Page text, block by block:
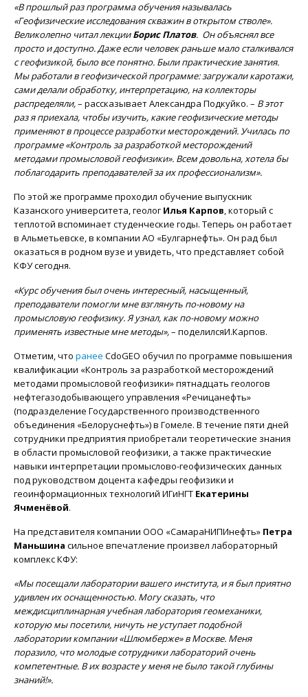
«В прошлый раз программа обучения называлась
«Геофизические исследования скважин в открытом стволе».
Великолепно читал лекцииБорис Платов. Он объяснял все
просто и доступно. Даже если человек раньше мало сталкивался
с геофизикой, было все понятно. Были практические занятия.
Мы работали в геофизической программе: загружали каротажи,
сами делали обработку, интерпретацию, на коллекторы
распределяли,– рассказывает Александра Подкуйко. – В этот
раз я приехала, чтобы изучить, какие геофизические методы
применяют в процессе разработки месторождений. Училась по
программе «Контроль за разработкой месторождений
методами промысловой геофизики». Всем довольна, хотела бы
поблагодарить преподавателей за их профессионализм».
По этой же программе проходил обучение выпускник
Казанского университета, геологИлья Карпов, который с
теплотой вспоминает студенческие годы. Теперь он работает
в Альметьевске, в компании АО «Булгарнефть». Он рад был
оказаться в родном вузе и увидеть, что представляет собой
КФУ сегодня.
«Курс обучения был очень интересный, насыщенный,
преподаватели помогли мне взглянуть по-новому на
промысловую геофизику. Я узнал, как по-новому можно
применять известные мне методы»,– поделилсяИ.Карпов.
Отметим, что ранее CdoGEO обучил по программе повышения
квалификации «Контроль за разработкой месторождений
методами промысловой геофизики» пятнадцать геологов
нефтегазодобывающего управления «Речицанефть»
(подразделение Государственного производственного
объединения «Белоруснефть») в Гомеле. В течение пяти дней
сотрудники предприятия приобретали теоретические знания
в области промысловой геофизики, а также практические
навыки интерпретации промыслово-геофизических данных
под руководством доцента кафедры геофизики и
геоинформационных технологий ИГиНГТ Екатерины
Ячменёвой.
На представителя компании ООО «СамараНИПИнефть» Петра
Маньшина сильное впечатление произвел лабораторный
комплекс КФУ:
«Мы посещали лаборатории вашего института, и я был приятно
удивлен их оснащенностью. Могу сказать, что
междисциплинарная учебная лаборатория геомеханики,
которую мы посетили, ничуть не уступает подобной
лаборатории компании «Шлюмберже» в Москве. Меня
поразило, что молодые сотрудники лабораторий очень
компетентные. В их возрасте у меня не было такой глубины
знаний!».